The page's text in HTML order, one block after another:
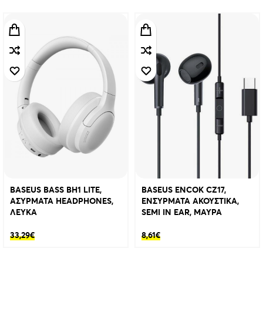
BASEUS BASS BH1 LITE,
ΑΣΥΡΜΑΤΑ HEADPHONES,
ΛΕΥΚΑ
33,29€
BASEUS ENCOK CZ17,
ΕΝΣΥΡΜΑΤΑ ΑΚΟΥΣΤΙΚΑ,
SEMI IN EAR, ΜΑΥΡΑ
8,61€